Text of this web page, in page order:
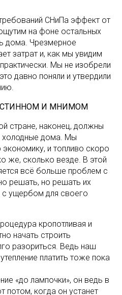
СНиПа эффект от
на фоне остальных
дома. Чрезмерное
затрат и, как мы увидим
Мы не изобрели
давно поняли и утвердили
И МНИМОМ
стране, наконец, должны
холодные дома. Мы
и топливо скоро
же, сколько везде. В этой
всё больше проблем с
решать, но решать их
с ущербом для своего
кропотливая и
начать строить
разориться. Ведь наш
платить тоже пока
«до лампочки», он ведь в
потом, когда он устанет